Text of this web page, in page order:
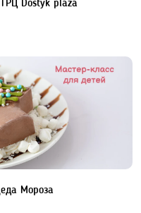
ТРЦ Dostyk plaza
Мороза